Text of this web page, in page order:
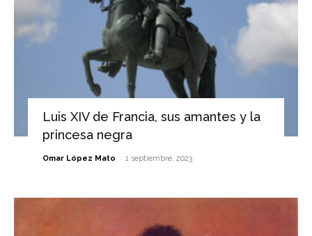
Luis XIV de Francia, sus amantes y la
princesa negra
Omar López Mato - 1 septiembre, 2023